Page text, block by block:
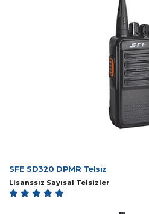
SFE SD320 DPMR Telsiz
Lisanssız Sayısal Telsizler